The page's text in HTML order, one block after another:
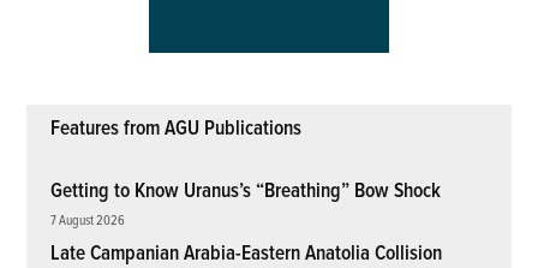
Features from AGU Publications
Getting to Know Uranus’s “Breathing” Bow Shock
7 August 2026
Late Campanian Arabia-Eastern Anatolia Collision